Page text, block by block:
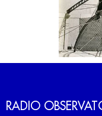
RADIO